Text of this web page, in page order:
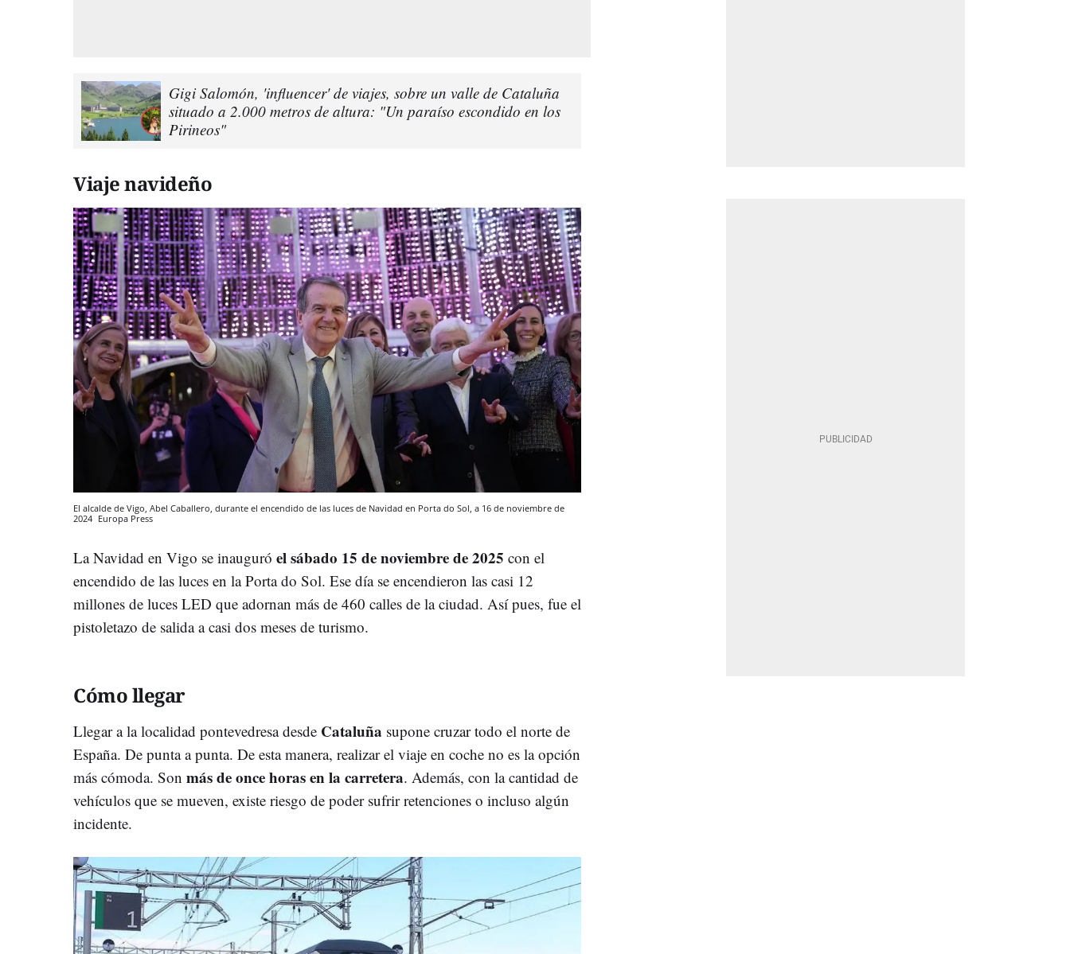
Gigi Salomón, 'influencer' de viajes, sobre un valle de Cataluña
situado a 2.000 metros de altura: "Un paraíso escondido en los
Pirineos"
Viaje navideño
El alcalde de Vigo, Abel Caballero, durante el encendido de las luces de Navidad en Porta do Sol, a 16 de noviembre de
2024 Europa Press
La Navidad en Vigo se inauguró el sábado 15 de noviembre de 2025 con el
encendido de las luces en la Porta do Sol. Ese día se encendieron las casi 12
millones de luces LED que adornan más de 460 calles de la ciudad. Así pues, fue el
pistoletazo de salida a casi dos meses de turismo.
Cómo llegar
Llegar a la localidad pontevedresa desde Cataluña supone cruzar todo el norte de
España. De punta a punta. De esta manera, realizar el viaje en coche no es la opción
más cómoda. Son más de once horas en la carretera. Además, con la cantidad de
vehículos que se mueven, existe riesgo de poder sufrir retenciones o incluso algún
incidente.